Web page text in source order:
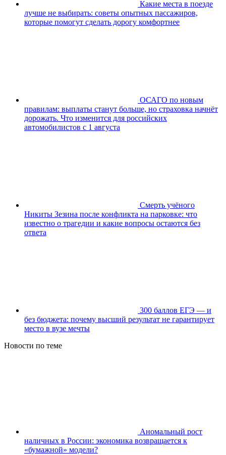
Какие места в поезде
лучше не выбирать: советы опытных пассажиров,
которые помогут сделать дорогу комфортнее
ОСАГО по новым
правилам: выплаты станут больше, но страховка начнёт
дорожать. Что изменится для российских
автомобилистов с 1 августа
Смерть учёного
Никиты Зезина после конфликта на парковке: что
известно о трагедии и какие вопросы остаются без
ответа
300 баллов ЕГЭ — и
без бюджета: почему высший результат не гарантирует
место в вузе мечты
Новости по теме
Аномальный рост
наличных в России: экономика возвращается к
«бумажной» модели?